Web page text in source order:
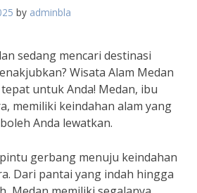
by adminbla
sedang mencari destinasi
Wisata Alam Medan
untuk Anda! Medan, ibu
memiliki keindahan alam yang
Anda lewatkan.
gerbang menuju keindahan
Dari pantai yang indah hingga